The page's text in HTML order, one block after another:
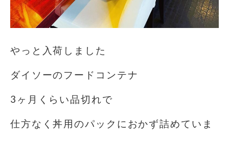
やっと入荷しました
ダイソーのフードコンテナ️
3ヶ月くらい品切れで
仕方なく丼用のパックにおかず詰めていま